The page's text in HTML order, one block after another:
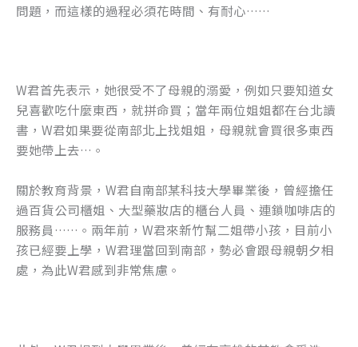
問題，而這樣的過程必須花時間、有耐心……
W君首先表示，她很受不了母親的溺愛，例如只要知道女
兒喜歡吃什麼東西，就拼命買；當年兩位姐姐都在台北讀
書，W君如果要從南部北上找姐姐，母親就會買很多東西
要她帶上去…。
關於教育背景，W君自南部某科技大學畢業後，曾經擔任
過百貨公司櫃姐、大型藥妝店的櫃台人員、連鎖咖啡店的
服務員……。兩年前，W君來新竹幫二姐帶小孩，目前小
孩已經要上學，W君理當回到南部，勢必會跟母親朝夕相
處，為此W君感到非常焦慮。